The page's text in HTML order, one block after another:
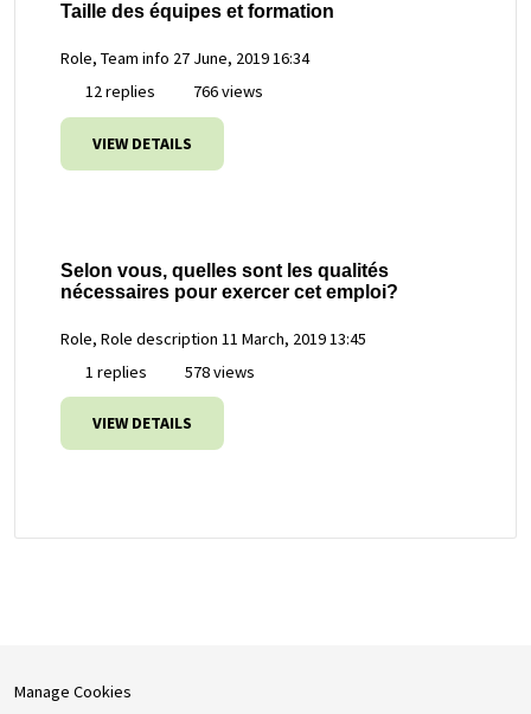
Taille des équipes et formation
Role, Team info 27 June, 2019 16:34
12 replies
766 views
VIEW DETAILS
Selon vous, quelles sont les qualités
nécessaires pour exercer cet emploi?
Role, Role description 11 March, 2019 13:45
1 replies
578 views
VIEW DETAILS
Manage Cookies